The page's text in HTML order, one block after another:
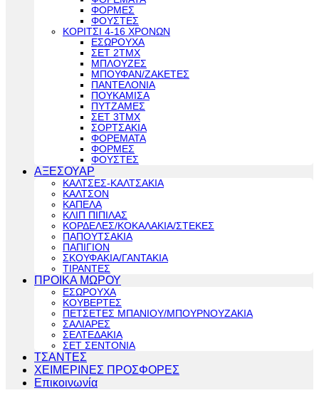
ΦΟΡΜΕΣ
ΦΟΥΣΤΕΣ
ΚΟΡΙΤΣΙ 4-16 ΧΡΟΝΩΝ
ΕΣΩΡΟΥΧΑ
ΣΕΤ 2ΤΜΧ
ΜΠΛΟΥΖΕΣ
ΜΠΟΥΦΑΝ/ΖΑΚΕΤΕΣ
ΠΑΝΤΕΛΟΝΙΑ
ΠΟΥΚΑΜΙΣΑ
ΠΥΤΖΑΜΕΣ
ΣΕΤ 3ΤΜΧ
ΣΟΡΤΣΑΚΙΑ
ΦΟΡΕΜΑΤΑ
ΦΟΡΜΕΣ
ΦΟΥΣΤΕΣ
ΑΞΕΣΟΥΑΡ
ΚΑΛΤΣΕΣ-ΚΑΛΤΣΑΚΙΑ
ΚΑΛΤΣΟΝ
ΚΑΠΕΛΑ
ΚΛΙΠ ΠΙΠΙΛΑΣ
ΚΟΡΔΕΛΕΣ/ΚΟΚΑΛΑΚΙΑ/ΣΤΕΚΕΣ
ΠΑΠΟΥΤΣΑΚΙΑ
ΠΑΠΙΓΙΟΝ
ΣΚΟΥΦΑΚΙΑ/ΓΑΝΤΑΚΙΑ
ΤΙΡΑΝΤΕΣ
ΠΡΟΙΚΑ ΜΩΡΟΥ
ΕΣΩΡΟΥΧΑ
ΚΟΥΒΕΡΤΕΣ
ΠΕΤΣΕΤΕΣ ΜΠΑΝΙΟΥ/ΜΠΟΥΡΝΟΥΖΑΚΙΑ
ΣΑΛΙΑΡΕΣ
ΣΕΛΤΕΔΑΚΙΑ
ΣΕΤ ΣΕΝΤΟΝΙΑ
ΤΣΑΝΤΕΣ
ΧΕΙΜΕΡΙΝΕΣ ΠΡΟΣΦΟΡΕΣ
Επικοινωνία